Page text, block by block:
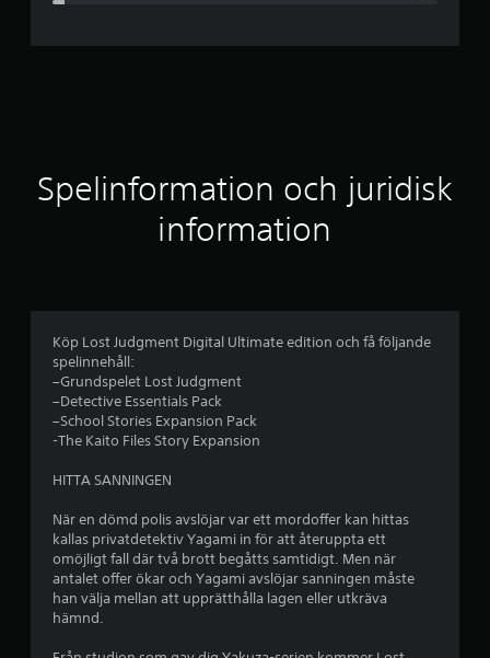
i
l
t
b
å
Spelinformation och juridisk
information
Köp Lost Judgment Digital Ultimate edition och få följande
spelinnehåll:
–Grundspelet Lost Judgment
–Detective Essentials Pack
–School Stories Expansion Pack
-The Kaito Files Story Expansion
HITTA SANNINGEN
När en dömd polis avslöjar var ett mordoffer kan hittas
kallas privatdetektiv Yagami in för att återuppta ett
omöjligt fall där två brott begåtts samtidigt. Men när
antalet offer ökar och Yagami avslöjar sanningen måste
han välja mellan att upprätthålla lagen eller utkräva
hämnd.